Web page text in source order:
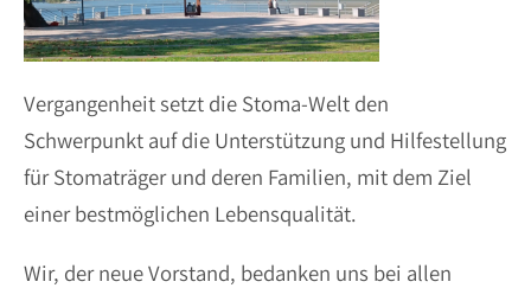
Vergangenheit setzt die Stoma-Welt den
Schwerpunkt auf die Unterstützung und Hilfestellung
für Stomaträger und deren Familien, mit dem Ziel
einer bestmöglichen Lebensqualität.
Wir, der neue Vorstand, bedanken uns bei allen